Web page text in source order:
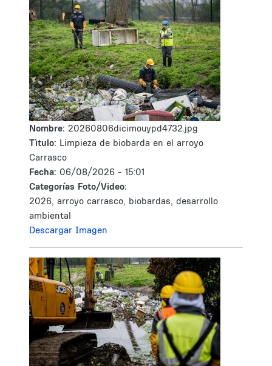
Nombre: 20260806dicimouypd4732.jpg
Tìtulo: Limpieza de biobarda en el arroyo
Carrasco
Fecha: 06/08/2026 - 15:01
Categorías Foto/Video:
2026, arroyo carrasco, biobardas, desarrollo
ambiental
Descargar Imagen